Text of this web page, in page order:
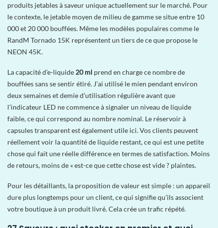
produits jetables à saveur unique actuellement sur le marché. Pour
le contexte, le jetable moyen de milieu de gamme se situe entre 10
000 et 20 000 bouffées. Même les modèles populaires comme le
RandM Tornado 15K représentent un tiers de ce que propose le
NEON 45K.
La capacité d’e-liquide 20 ml prend en charge ce nombre de
bouffées sans se sentir étiré. J’ai utilisé le mien pendant environ
deux semaines et demie d’utilisation régulière avant que
l’indicateur LED ne commence à signaler un niveau de liquide
faible, ce qui correspond au nombre nominal. Le réservoir à
capsules transparent est également utile ici. Vos clients peuvent
réellement voir la quantité de liquide restant, ce qui est une petite
chose qui fait une réelle différence en termes de satisfaction. Moins
de retours, moins de « est-ce que cette chose est vide ? plaintes.
Pour les détaillants, la proposition de valeur est simple : un appareil
dure plus longtemps pour un client, ce qui signifie qu’ils associent
votre boutique à un produit livré. Cela crée un trafic répété.